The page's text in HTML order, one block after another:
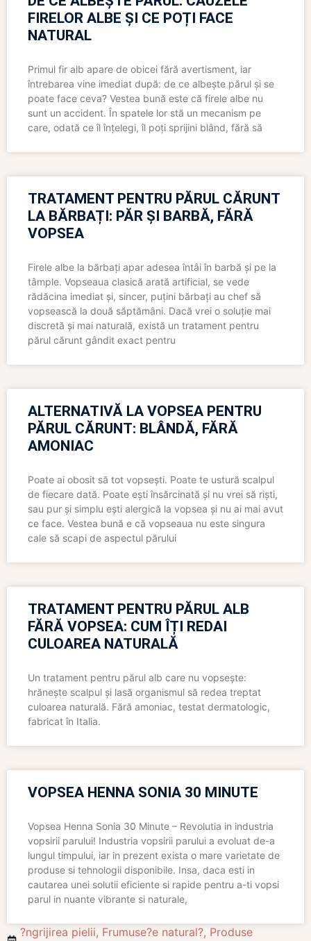
FIRELOR ALBE ȘI CE POȚI FACE
NATURAL
Primul fir alb apare de obicei fără avertisment, iar
întrebarea vine imediat după: de ce albește părul și se
poate face ceva? Vestea bună este că firele albe nu
sunt un accident. În spatele lor stă un mecanism pe
care, odată ce îl înțelegi, îl poți sprijini blând, fără să
TRATAMENT PENTRU PĂRUL CĂRUNT
LA BĂRBAȚI: PĂR ȘI BARBĂ, FĂRĂ
VOPSEA
Firele albe la bărbați apar adesea întâi în barbă și pe la
tâmple. Vopseaua clasică arată artificial, se vede
rădăcina imediat și, sincer, puțini bărbați au chef să
vopsească la două săptămâni. Dacă vrei o soluție mai
discretă și mai naturală, există un tratament pentru
părul cărunt gândit exact pentru
ALTERNATIVĂ LA VOPSEA PENTRU
PĂRUL CĂRUNT: BLÂNDĂ, FĂRĂ
AMONIAC
Poate ai obosit să tot vopsești. Poate te ustură scalpul
de fiecare dată. Poate ești însărcinată și nu vrei să riști,
sau pur și simplu ești alergică la vopsea și nu ai mai avut
ce face. Vestea bună e că vopseaua nu este singura
cale să scapi de aspectul părului
TRATAMENT PENTRU PĂRUL ALB
FĂRĂ VOPSEA: CUM ÎȚI REDAI
CULOAREA NATURALĂ
Un tratament pentru părul alb care nu vopsește:
hrănește scalpul și lasă organismul să redea treptat
culoarea naturală. Fără amoniac, testat dermatologic,
fabricat în Italia.
VOPSEA HENNA SONIA 30 MINUTE
Vopsea Henna Sonia 30 Minute – Revolutia in industria
vopsirii parului! Industria vopsirii parului a evoluat de-a
lungul timpului, iar in prezent exista o mare varietate de
produse si tehnologii disponibile. Insa, daca esti in
cautarea unei solutii eficiente si rapide pentru a-ti vopsi
parul in nuante vibrante si naturale,
?ngrijirea pielii, Frumuse?e natural?, Produse